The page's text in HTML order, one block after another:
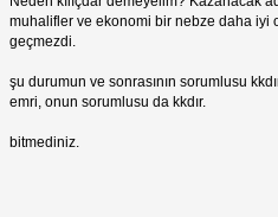
muhalifler ve ekonomi bir nebze daha iyi
geçmezdi.
şu durumun ve sonrasının sorumlusu
emri, onun sorumlusu da kkdır.
bitmediniz.